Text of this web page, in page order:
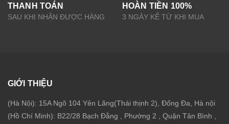
THANH TOÁN
SAU KHI NHẬN ĐƯỢC HÀNG
HOÀN TIỀN 100%
3 NGÀY KỂ TỪ KHI MUA
GIỚI THIỆU
(Hà Nội): 15A Ngõ 104 Yên Lãng(Thái thịnh 2), Đống Đa, Hà nội
(Hồ Chí Minh): B22/28 Bạch Đằng , Phường 2 , Quận Tân Bình ,